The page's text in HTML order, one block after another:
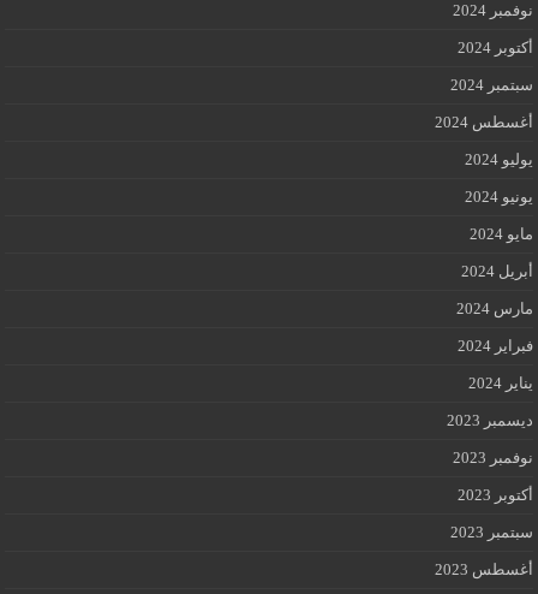
نوفمبر 2024
أكتوبر 2024
سبتمبر 2024
أغسطس 2024
يوليو 2024
يونيو 2024
مايو 2024
أبريل 2024
مارس 2024
فبراير 2024
يناير 2024
ديسمبر 2023
نوفمبر 2023
أكتوبر 2023
سبتمبر 2023
أغسطس 2023